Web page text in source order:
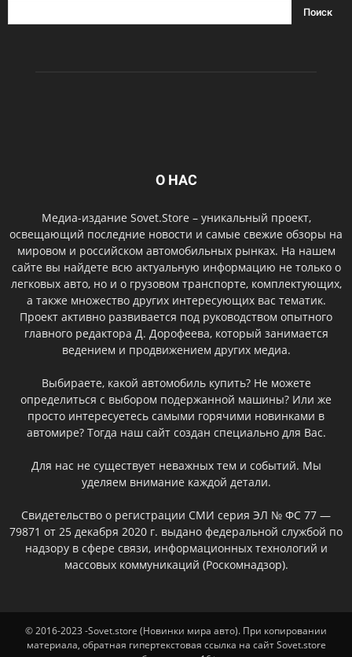
О НАС
Медиа-издание Sovet.Store – уникальный проект,
освещающий последние новости и самые свежие обзоры на
мировом и российском автомобильных рынках. На нашем
сайте вы найдете всю актуальную информацию не только о
легковых авто, но и о грузовом транспорте, комплектующих,
а также множество других интересующих вас тематик.
Проект активно развивается под руководством опытного
главного редактора Д. Дорофеева, который занимается
ведением и продвижением других медиа.
Выбираете, какой автомобиль купить? Не можете
определиться с выбором подержанной машины? Или же
просто интересуетесь самыми горячими новинками в
автомире? Тогда наш сайт создан специально для Вас.
Для нас не существует неважных тем и событий. Мы
уделяем внимание каждой детали.
Свидетельство о регистрации СМИ серия ЭЛ № ФС 77 —
79871 от 25 декабря 2020 г. выдано федеральной службой по
надзору в сфере связи, информационных технологий и
массовых коммуникаций (Роскомнадзор).
© 2016-2023 -Sovet.store (Новинки мира авто). При копировании
материала, обратная гипертекстовая ссылка на сайт Sovet.store